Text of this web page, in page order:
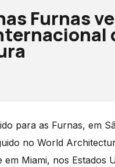
Furnas
para as Furnas, em
no World
Miami, nos Estados